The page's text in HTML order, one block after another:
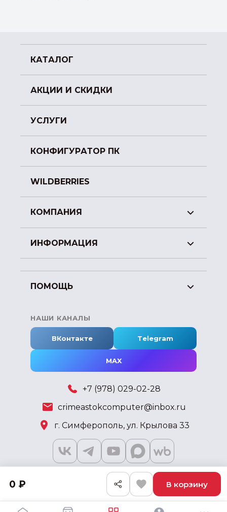
0 ₽ В корзину
КАТАЛОГ
АКЦИИ И СКИДКИ
УСЛУГИ
КОНФИГУРАТОР ПК
WILDBERRIES
КОМПАНИЯ
ИНФОРМАЦИЯ
ПОМОЩЬ
НАШИ КАНАЛЫ
ВКонтакте Telegram
MAX
+7 (978) 029-02-28
crimeastokcomputer@inbox.ru
г. Симферополь, ул. Крылова 33
2018 - 2026 © KSKSHOP.RU